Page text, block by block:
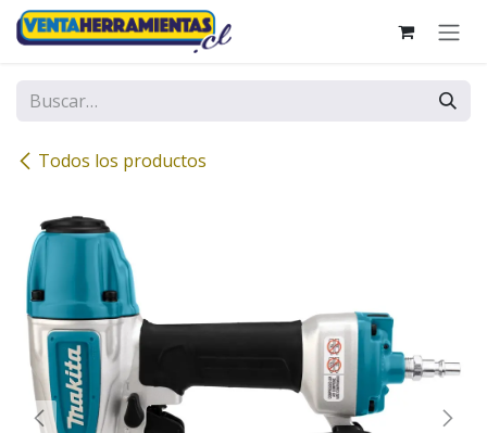
Ir al contenido
Todos los productos